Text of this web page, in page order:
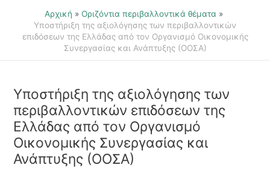
Αρχική
Οριζόντια περιβαλλοντικά θέματα
Υποστήριξη της αξιολόγησης των περιβαλλοντικών
επιδόσεων της Ελλάδας από τον Οργανισμό Οικονομικής
Συνεργασίας και Ανάπτυξης (ΟΟΣΑ)
Υποστήριξη της αξιολόγησης των
περιβαλλοντικών επιδόσεων της
Ελλάδας από τον Οργανισμό
Οικονομικής Συνεργασίας και
Ανάπτυξης (ΟΟΣΑ)